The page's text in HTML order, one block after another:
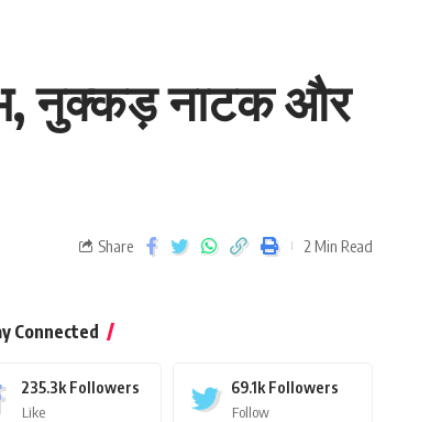
नुक्कड़ नाटक और
Share 2 Min Read
Connected
235.3k Followers
Like
69.1k Followers
Follow